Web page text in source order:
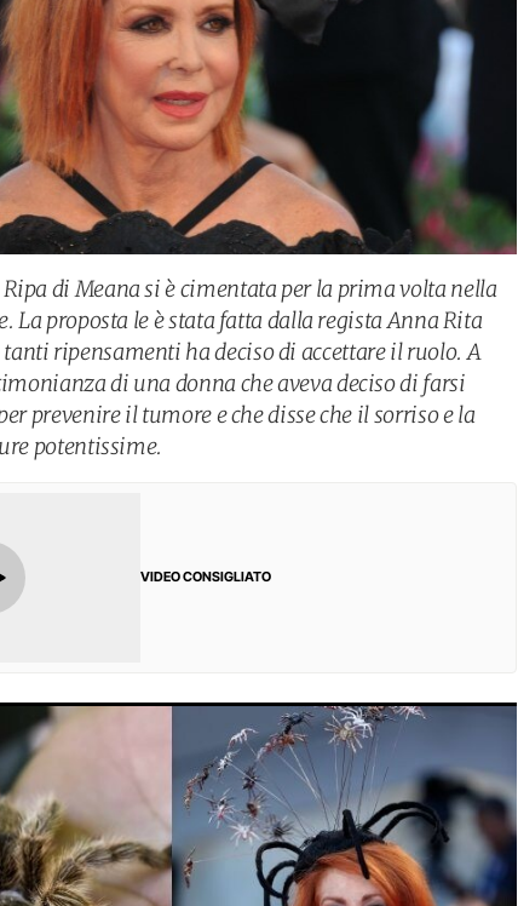
di Meana si è cimentata per la prima volta nella
La proposta le è stata fatta dalla regista Anna Rita
ripensamenti ha deciso di accettare il ruolo. A
di una donna che aveva deciso di farsi
prevenire il tumore e che disse che il sorriso e la
potentissime.
VIDEO CONSIGLIATO